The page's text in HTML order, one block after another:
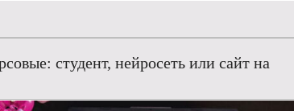
студент, нейросеть или сайт на